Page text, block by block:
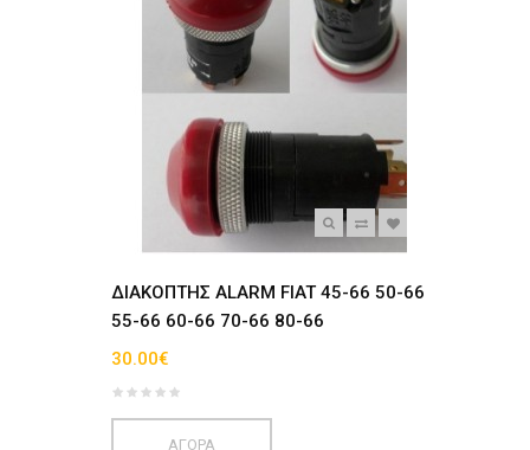
ΔΙΑΚΟΠΤΗΣ ALARM FIAT 45-66 50-66
55-66 60-66 70-66 80-66
30.00€
ΑΓΟΡΑ